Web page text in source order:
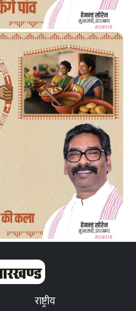
राष्ट्रीय